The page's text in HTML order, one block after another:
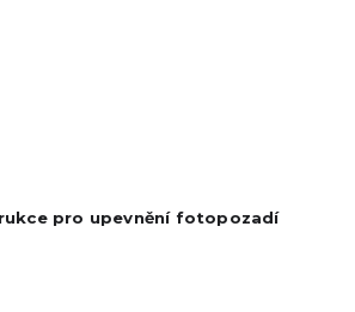
pro upevnění fotopozadí